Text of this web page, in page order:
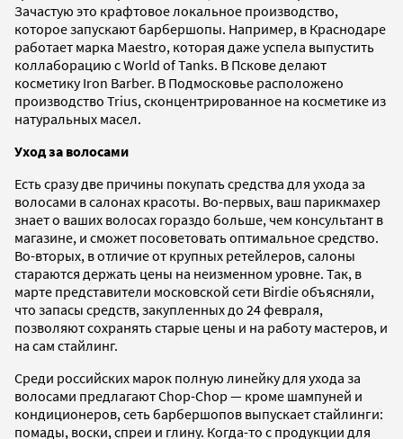
Зачастую это крафтовое локальное производство,
которое запускают барбершопы. Например, в Краснодаре
работает марка Maestro, которая даже успела выпустить
коллаборацию с World of Tanks. В Пскове делают
косметику Iron Barber. В Подмосковье расположено
производство Trius, сконцентрированное на косметике из
натуральных масел.
Уход за волосами
Есть сразу две причины покупать средства для ухода за
волосами в салонах красоты. Во-первых, ваш парикмахер
знает о ваших волосах гораздо больше, чем консультант в
магазине, и сможет посоветовать оптимальное средство.
Во-вторых, в отличие от крупных ретейлеров, салоны
стараются держать цены на неизменном уровне. Так, в
марте представители московской сети Birdie объясняли,
что запасы средств, закупленных до 24 февраля,
позволяют сохранять старые цены и на работу мастеров, и
на сам стайлинг.
Среди российских марок полную линейку для ухода за
волосами предлагают Chop-Chop — кроме шампуней и
кондиционеров, сеть барбершопов выпускает стайлинги:
помады, воски, спреи и глину. Когда-то с продукции для